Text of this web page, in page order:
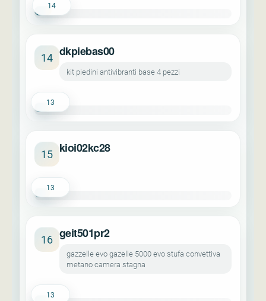
14
14 dkpiebas00
kit piedini antivibranti base 4 pezzi
13
15 kioi02kc28
13
16 geit501pr2
gazzelle evo gazelle 5000 evo stufa convettiva
metano camera stagna
13